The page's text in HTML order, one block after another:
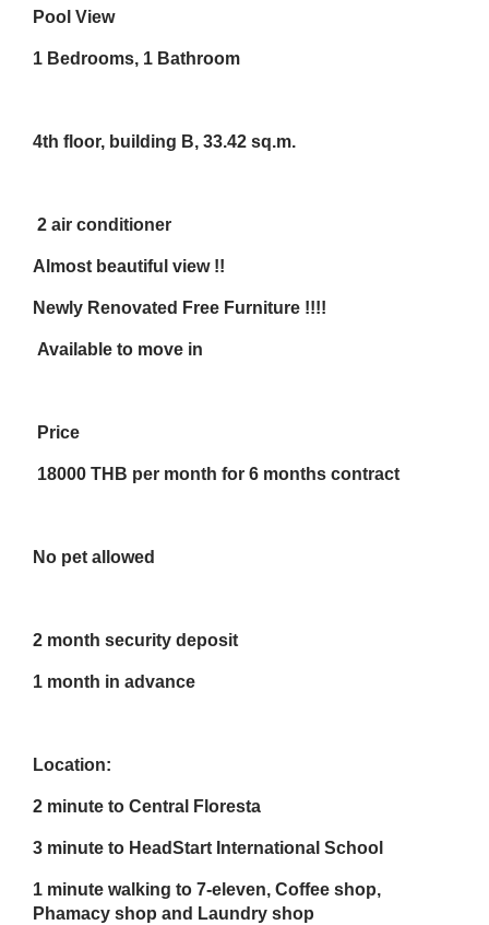
Pool View
1 Bedrooms, 1 Bathroom
4th floor, building B, 33.42 sq.m.
2 air conditioner
Almost beautiful view !!
Newly Renovated Free Furniture !!!!
Available to move in
Price
18000 THB per month for 6 months contract
No pet allowed
2 month security deposit
1 month in advance
Location:
2 minute to Central Floresta
3 minute to HeadStart International School
1 minute walking to 7-eleven, Coffee shop,
Phamacy shop and Laundry shop